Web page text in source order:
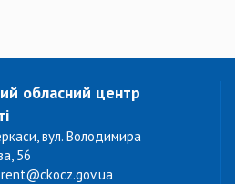
обласний центр
вул. Володимира
56